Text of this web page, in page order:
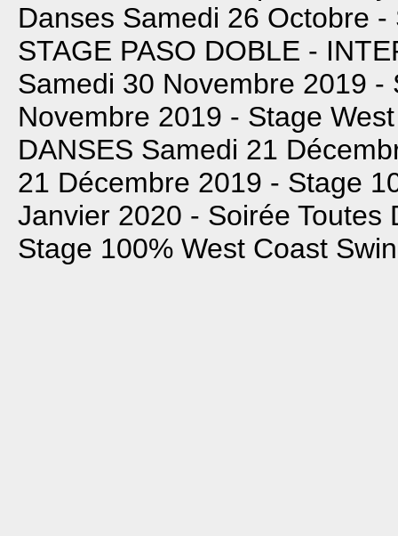
Danses Samedi 26 Octobre
STAGE PASO DOBLE -
Samedi 30 Novembre 2019 -
Novembre 2019 - Stage
DANSES Samedi 21
21 Décembre 2019 - Stage
Janvier 2020 - Soirée Toutes
Stage 100% West Coast